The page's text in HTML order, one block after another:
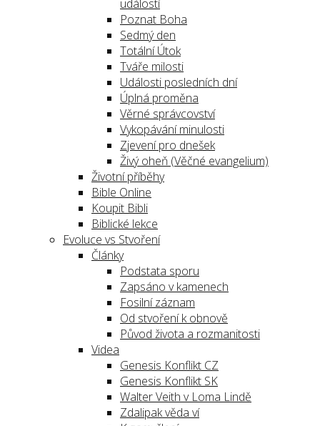
událostí
Poznat Boha
Sedmý den
Totální Útok
Tváře milosti
Události posledních dní
Úplná proměna
Věrné správcovství
Vykopávání minulosti
Zjevení pro dnešek
Živý oheň (Věčné evangelium)
Životní příběhy
Bible Online
Koupit Bibli
Biblické lekce
Evoluce vs Stvoření
Články
Podstata sporu
Zapsáno v kamenech
Fosilní záznam
Od stvoření k obnově
Původ života a rozmanitosti
Videa
Genesis Konflikt CZ
Genesis Konflikt SK
Walter Veith v Loma Lindě
Zdalipak věda ví